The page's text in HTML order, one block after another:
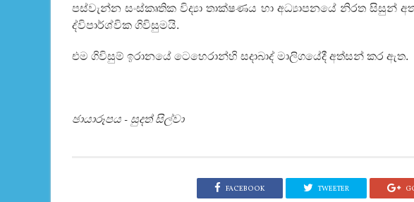
පස්වැන්න සංස්කෘතික විද්‍යා තාක්ෂණය හා අධ්‍යාපනයේ නිරත සිසුන්
ද්විපාර්ශ්වික ගිවිසුමයි.
එම ගිවිසුම් ඉරානයේ ටෙහෙරාන්හි සදාබාද් මාලිගයේදී අත්සන් කර ඇත.
ඡායාරූපය - සුදත් සිල්වා
FACEBOOK TWEETER